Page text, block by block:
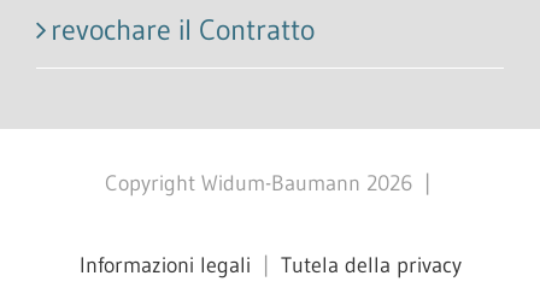
revochare il Contratto
Copyright Widum-Baumann 2026
Informazioni legali Tutela della privacy